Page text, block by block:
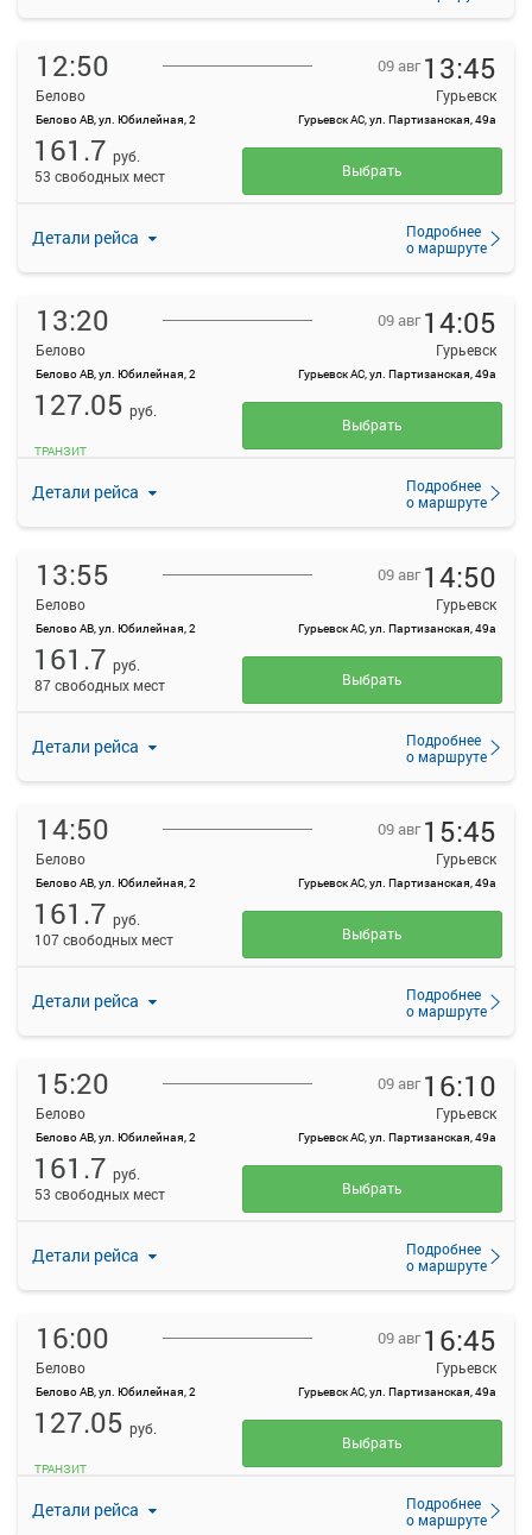
12:50
Белово
Белово АВ, ул. Юбилейная, 2
09 авг 13:45
Гурьевск
Гурьевск АС, ул. Партизанская, 49а
Детали рейса
Подробнее
о маршруте
161.7 руб.
53 свободных мест
Выбрать
13:20
Белово
Белово АВ, ул. Юбилейная, 2
09 авг 14:05
Гурьевск
Гурьевск АС, ул. Партизанская, 49а
Детали рейса
Подробнее
о маршруте
127.05 руб.
ТРАНЗИТ
Выбрать
13:55
Белово
Белово АВ, ул. Юбилейная, 2
09 авг 14:50
Гурьевск
Гурьевск АС, ул. Партизанская, 49а
Детали рейса
Подробнее
о маршруте
161.7 руб.
87 свободных мест
Выбрать
14:50
Белово
Белово АВ, ул. Юбилейная, 2
09 авг 15:45
Гурьевск
Гурьевск АС, ул. Партизанская, 49а
Детали рейса
Подробнее
о маршруте
161.7 руб.
107 свободных мест
Выбрать
15:20
Белово
Белово АВ, ул. Юбилейная, 2
09 авг 16:10
Гурьевск
Гурьевск АС, ул. Партизанская, 49а
Детали рейса
Подробнее
о маршруте
161.7 руб.
53 свободных мест
Выбрать
16:00
Белово
Белово АВ, ул. Юбилейная, 2
09 авг 16:45
Гурьевск
Гурьевск АС, ул. Партизанская, 49а
Детали рейса
Подробнее
о маршруте
127.05 руб.
ТРАНЗИТ
Выбрать